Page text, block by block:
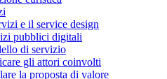
e il service design
pubblici digitali
di servizio
gli attori coinvolti
la proposta di valore